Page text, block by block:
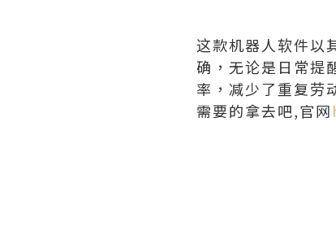
这款机器人软件以
确，无论是日常提
率，减少了重复劳
需要的拿去吧,官网